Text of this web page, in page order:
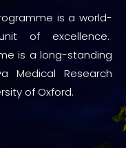
is a world-
of excellence.
is a long-standing
Medical Research
of Oxford.